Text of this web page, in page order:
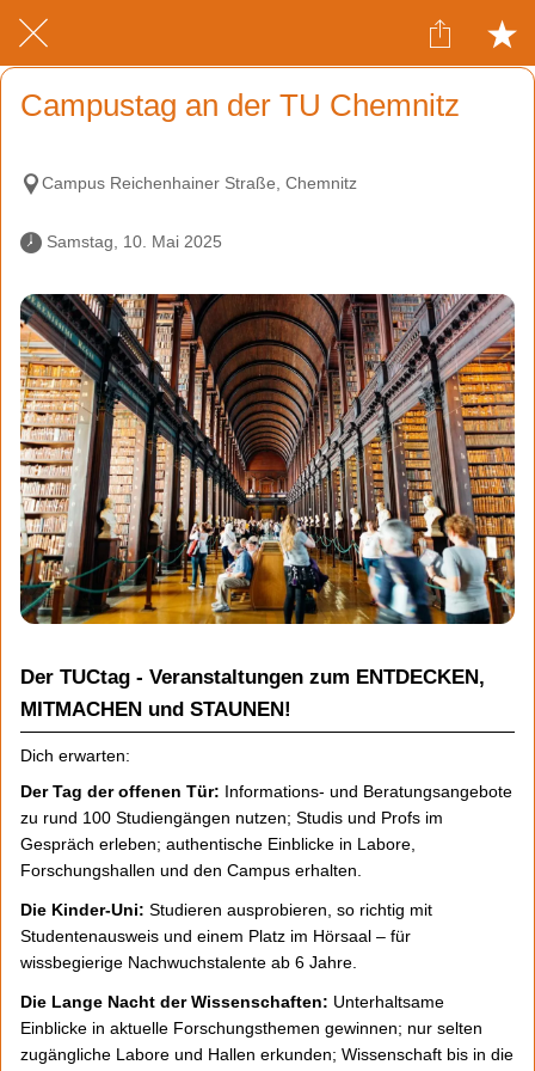
Campustag an der TU Chemnitz
Campus Reichenhainer Straße, Chemnitz
Samstag, 10. Mai 2025
Der TUCtag - Veranstaltungen zum ENTDECKEN,
MITMACHEN und STAUNEN!
Dich erwarten:
Der Tag der offenen Tür: Informations- und Beratungsangebote
zu rund 100 Studiengängen nutzen; Studis und Profs im
Gespräch erleben; authentische Einblicke in Labore,
Forschungshallen und den Campus erhalten.
Die Kinder-Uni: Studieren ausprobieren, so richtig mit
Studentenausweis und einem Platz im Hörsaal – für
wissbegierige Nachwuchstalente ab 6 Jahre.
Die Lange Nacht der Wissenschaften: Unterhaltsame
Einblicke in aktuelle Forschungsthemen gewinnen; nur selten
zugängliche Labore und Hallen erkunden; Wissenschaft bis in die